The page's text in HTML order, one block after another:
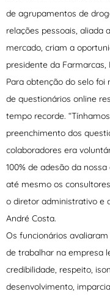
de agrupamentos de
relações pessoais, aliada
mercado, criam a
presidente da Farmarcas,
Para obtenção do selo foi
de questionários online
tempo recorde.
preenchimento dos
colaboradores era
100% de adesão da
até mesmo os
o diretor administrativo e
André Costa.
Os funcionários
de trabalhar na empresa
credibilidade, respeito,
desenvolvimento,